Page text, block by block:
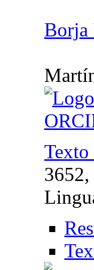
Borja
3652,